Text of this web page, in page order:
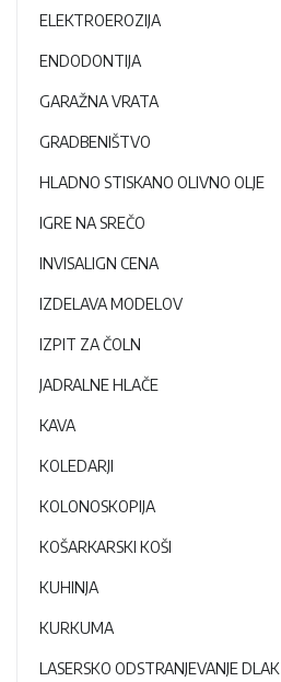
ELEKTROEROZIJA
ENDODONTIJA
GARAŽNA VRATA
GRADBENIŠTVO
HLADNO STISKANO OLIVNO OLJE
IGRE NA SREČO
INVISALIGN CENA
IZDELAVA MODELOV
IZPIT ZA ČOLN
JADRALNE HLAČE
KAVA
KOLEDARJI
KOLONOSKOPIJA
KOŠARKARSKI KOŠI
KUHINJA
KURKUMA
LASERSKO ODSTRANJEVANJE DLAK